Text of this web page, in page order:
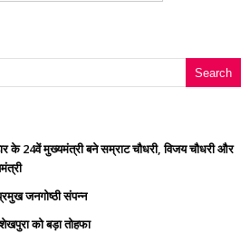
के 24वें मुख्यमंत्री बने सम्राट चौधरी, विजय चौधरी और
जनगोष्ठी संपन्न
को बड़ा तोहफा